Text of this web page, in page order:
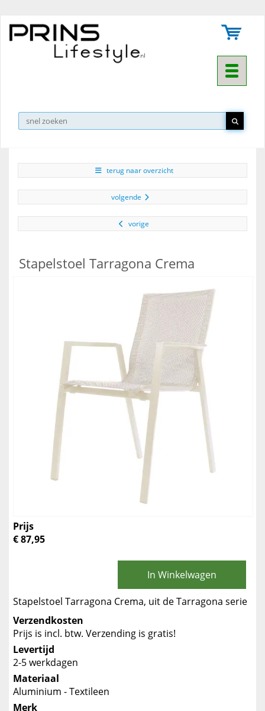
Toggle
▼
terug naar overzicht
volgende
vorige
Stapelstoel Tarragona Crema
Prijs
€ 87,95
In Winkelwagen
Stapelstoel Tarragona Crema, uit de Tarragona serie
Verzendkosten
Prijs is incl. btw. Verzending is gratis!
Levertijd
2-5 werkdagen
Materiaal
Aluminium - Textileen
Merk